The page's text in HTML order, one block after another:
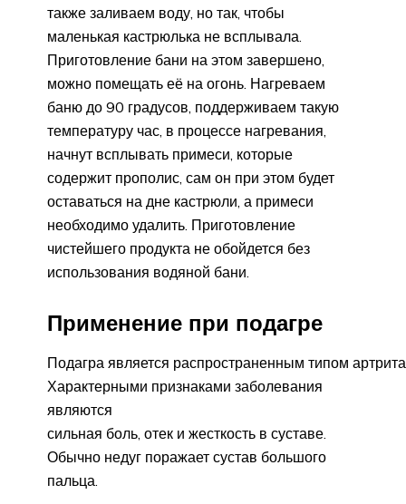
также заливаем воду, но так, чтобы
маленькая кастрюлька не всплывала.
Приготовление бани на этом завершено,
можно помещать её на огонь. Нагреваем
баню до 90 градусов, поддерживаем такую
температуру час, в процессе нагревания,
начнут всплывать примеси, которые
содержит прополис, сам он при этом будет
оставаться на дне кастрюли, а примеси
необходимо удалить. Приготовление
чистейшего продукта не обойдется без
использования водяной бани.
Применение при подагре
Подагра является распространенным типом
Характерными признаками заболевания
являются
сильная боль, отек и жесткость в суставе.
Обычно недуг поражает сустав большого
пальца.